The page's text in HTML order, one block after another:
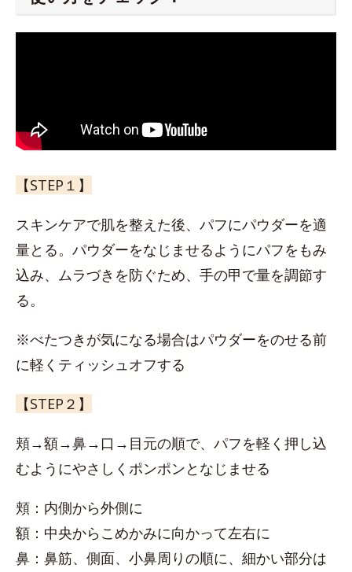
【STEP１】
スキンケアで肌を整えた後、パフにパウダーを適
量とる。パウダーをなじませるようにパフをもみ
込み、ムラづきを防ぐため、手の甲で量を調節す
る。
※べたつきが気になる場合はパウダーをのせる前
に軽くティッシュオフする
【STEP２】
頬→額→鼻→口→目元の順で、パフを軽く押し込
むようにやさしくポンポンとなじませる
頬：内側から外側に
額：中央からこめかみに向かって左右に
鼻：鼻筋、側面、小鼻周りの順に、細かい部分は